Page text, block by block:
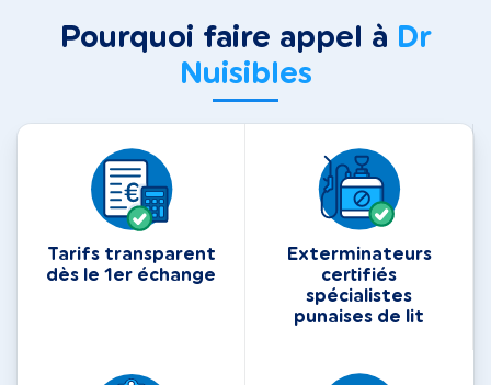
Pourquoi faire appel à Dr
Nuisibles
Tarifs transparent
dès le 1er échange
Exterminateurs
certifiés
spécialistes
punaises de lit